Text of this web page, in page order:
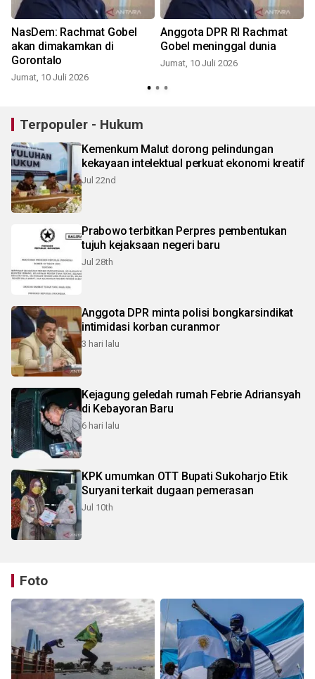
NasDem: Rachmat Gobel
akan dimakamkan di
Gorontalo
Jumat, 10 Juli 2026
Anggota DPR RI Rachmat
Gobel meninggal dunia
Jumat, 10 Juli 2026
Terpopuler - Hukum
Kemenkum Malut dorong pelindungan
kekayaan intelektual perkuat ekonomi kreatif
Jul 22nd
Prabowo terbitkan Perpres pembentukan
tujuh kejaksaan negeri baru
Jul 28th
Anggota DPR minta polisi bongkarsindikat
intimidasi korban curanmor
3 hari lalu
Kejagung geledah rumah Febrie Adriansyah
di Kebayoran Baru
6 hari lalu
KPK umumkan OTT Bupati Sukoharjo Etik
Suryani terkait dugaan pemerasan
Jul 10th
Foto